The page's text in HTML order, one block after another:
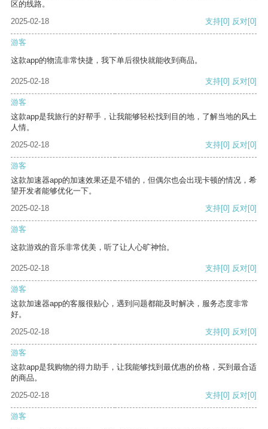
区的线路。
2025-02-18
支持[0] 反对[0]
游客
这款app的物流非常快捷，我下单后很快就能收到商品。
2025-02-18 支持[0] 反对[0]
游客
这款app是我旅行的好帮手，让我能够轻松找到目的地，了解当地的风土
人情。
2025-02-18
支持[0] 反对[0]
游客
这款加速器app的加速效果还是不错的，但偶尔也会出现卡顿的情况，希
望开发者能够优化一下。
2025-02-18
支持[0] 反对[0]
游客
这款游戏的音乐非常优美，听了让人心旷神怡。
2025-02-18 支持[0] 反对[0]
游客
这款加速器app的客服很贴心，遇到问题都能及时解决，服务态度非常
好。
2025-02-18
支持[0] 反对[0]
游客
这款app是我购物的得力助手，让我能够找到最优惠的价格，买到最合适
的商品。
2025-02-18
支持[0] 反对[0]
游客